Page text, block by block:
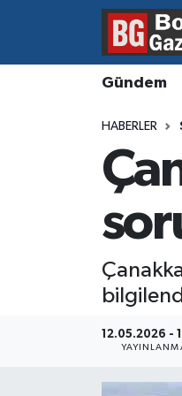
Gündem
HABERLER
12.05.2026 -
Asayiş
Ekonomi
Magazin
Resmi İlanlar
Hava Durumu
Süper Lig Puan
Haber Arşivi